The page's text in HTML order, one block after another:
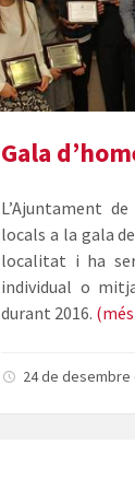
Gala
L’Ajuntament
locals a la gala
localitat i ha
individual o
durant 2016.
24 de